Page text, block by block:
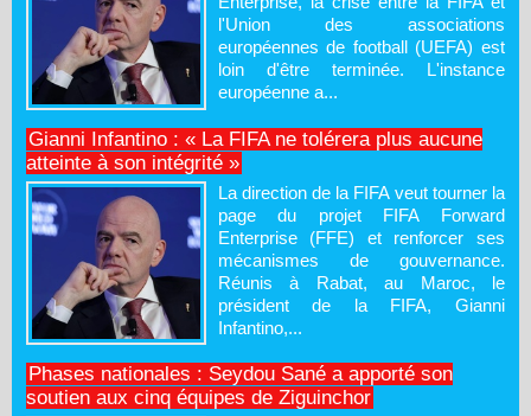
l'Union des associations
européennes de football (UEFA) est
loin d'être terminée. L'instance
européenne a...
Gianni Infantino : « La FIFA ne tolérera plus aucune
atteinte à son intégrité »
La direction de la FIFA veut tourner la
page du projet FIFA Forward
Enterprise (FFE) et renforcer ses
mécanismes de gouvernance.
Réunis à Rabat, au Maroc, le
président de la FIFA, Gianni
Infantino,...
Phases nationales : Seydou Sané a apporté son
soutien aux cinq équipes de Ziguinchor